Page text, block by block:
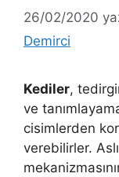
26/02/2020
Demirci
Kediler,
ve
cisimlerden
verebilirler.